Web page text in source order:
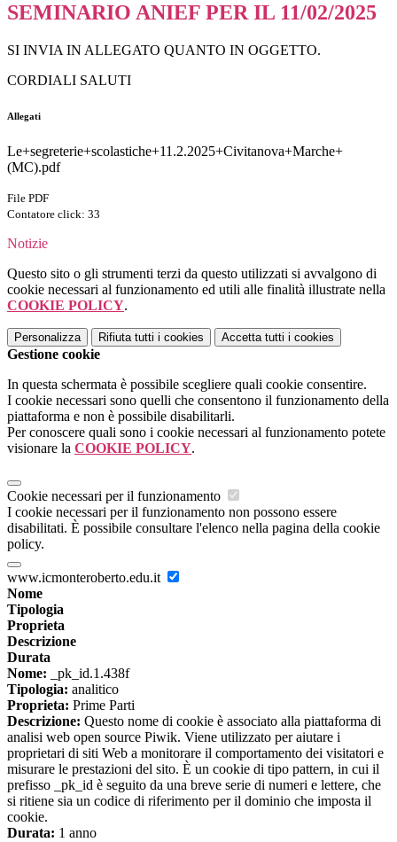
SEMINARIO ANIEF PER IL 11/02/2025
SI INVIA IN ALLEGATO QUANTO IN OGGETTO.
CORDIALI SALUTI
Allegati
Le+segreterie+scolastiche+11.2.2025+Civitanova+Marche+
(MC).pdf
File PDF
Contatore click: 33
Notizie
Questo sito o gli strumenti terzi da questo utilizzati si avvalgono di
cookie necessari al funzionamento ed utili alle finalità illustrate nella
COOKIE POLICY.
Personalizza Rifiuta tutti i cookies Accetta tutti i cookies
Gestione cookie
In questa schermata è possibile scegliere quali cookie consentire.
I cookie necessari sono quelli che consentono il funzionamento della
piattaforma e non è possibile disabilitarli.
Per conoscere quali sono i cookie necessari al funzionamento potete
visionare la COOKIE POLICY.
Cookie necessari per il funzionamento
I cookie necessari per il funzionamento non possono essere
disabilitati. È possibile consultare l'elenco nella pagina della cookie
policy.
www.icmonteroberto.edu.it
Nome
Tipologia
Proprieta
Descrizione
Durata
Nome: _pk_id.1.438f
Tipologia: analitico
Proprieta: Prime Parti
Descrizione: Questo nome di cookie è associato alla piattaforma di
analisi web open source Piwik. Viene utilizzato per aiutare i
proprietari di siti Web a monitorare il comportamento dei visitatori e
misurare le prestazioni del sito. È un cookie di tipo pattern, in cui il
prefisso _pk_id è seguito da una breve serie di numeri e lettere, che
si ritiene sia un codice di riferimento per il dominio che imposta il
cookie.
Durata: 1 anno